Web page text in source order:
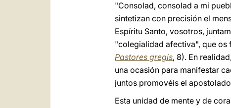
"Consolad, consolad a mi
sintetizan con precisión el
Espíritu Santo, vosotros,
"colegialidad afectiva", que os
Pastores gregis, 8). En
una ocasión para manifestar
juntos promovéis el
Esta unidad de mente y de